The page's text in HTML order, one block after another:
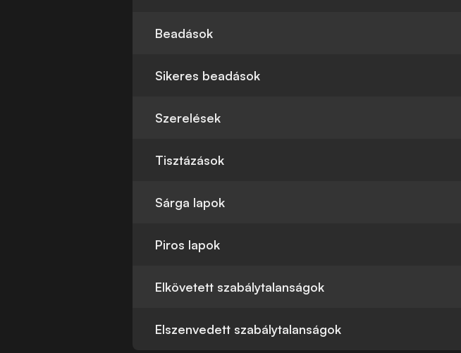
Beadások
Sikeres beadások
Szerelések
Tisztázások
Sárga lapok
Piros lapok
Elkövetett szabálytalanságok
Elszenvedett szabálytalanságok